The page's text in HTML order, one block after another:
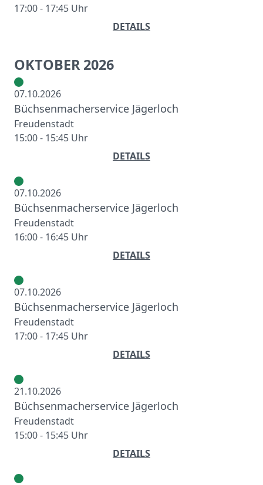
17:00 - 17:45 Uhr
DETAILS
OKTOBER 2026
07.10.2026
Büchsenmacherservice Jägerloch
Freudenstadt
15:00 - 15:45 Uhr
DETAILS
07.10.2026
Büchsenmacherservice Jägerloch
Freudenstadt
16:00 - 16:45 Uhr
DETAILS
07.10.2026
Büchsenmacherservice Jägerloch
Freudenstadt
17:00 - 17:45 Uhr
DETAILS
21.10.2026
Büchsenmacherservice Jägerloch
Freudenstadt
15:00 - 15:45 Uhr
DETAILS